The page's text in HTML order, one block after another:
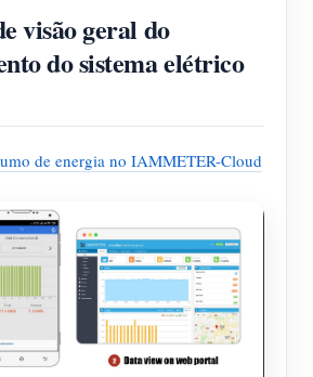
visão geral do
do sistema elétrico
de energia no IAMMETER-Cloud